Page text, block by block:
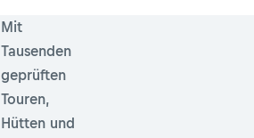
Mit
Tausenden
geprüften
Touren,
Hütten und